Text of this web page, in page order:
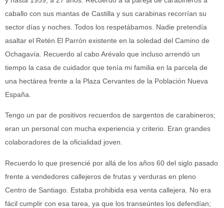
caballo con sus mantas de Castilla y sus carabinas recorrían su
sector días y noches. Todos los respetábamos. Nadie pretendía
asaltar el Retén El Parrón existente en la soledad del Camino de
Ochagavía. Recuerdo al cabo Arévalo que incluso arrendó un
tiempo la casa de cuidador que tenía mi familia en la parcela de
una hectárea frente a la Plaza Cervantes de la Población Nueva
España.
Tengo un par de positivos recuerdos de sargentos de carabineros;
eran un personal con mucha experiencia y criterio. Eran grandes
colaboradores de la oficialidad joven.
Recuerdo lo que presencié por allá de los años 60 del siglo pasado
frente a vendedores callejeros de frutas y verduras en pleno
Centro de Santiago. Estaba prohibida esa venta callejera. No era
fácil cumplir con esa tarea, ya que los transeúntes los defendían;